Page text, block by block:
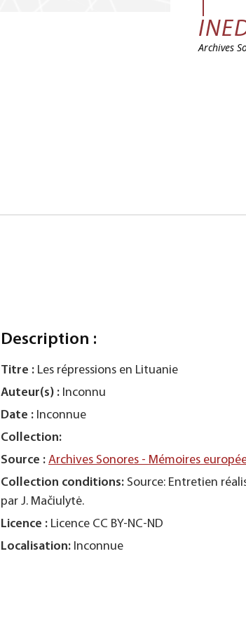
Archives
Description :
Titre : Les répressions en Lituanie
Auteur(s) : Inconnu
Date : Inconnue
Collection:
Source : Archives Sonores - Mémoires
Collection conditions: Source: Entretien
par J. Mačiulytė.
Licence : Licence CC BY-NC-ND
Localisation: Inconnue